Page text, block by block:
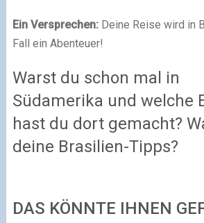
Ein Versprechen:Deine Reise wird in
Fall ein Abenteuer!
Warst du schon mal in
Südamerika und welche
hast du dort gemacht?
deine Brasilien-Tipps?
DAS KÖNNTE IHNEN